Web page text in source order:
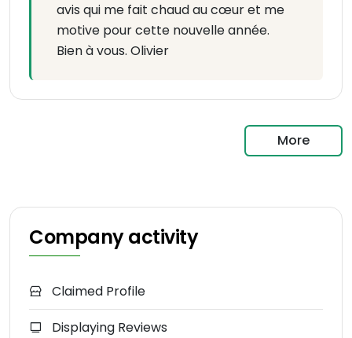
avis qui me fait chaud au cœur et me
motive pour cette nouvelle année.
Bien à vous. Olivier
More
Company activity
Claimed Profile
Displaying Reviews